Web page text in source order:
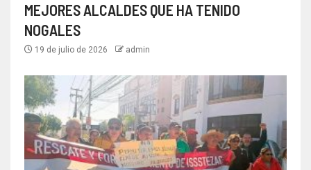
MEJORES ALCALDES QUE HA TENIDO
NOGALES
19 de julio de 2026 admin